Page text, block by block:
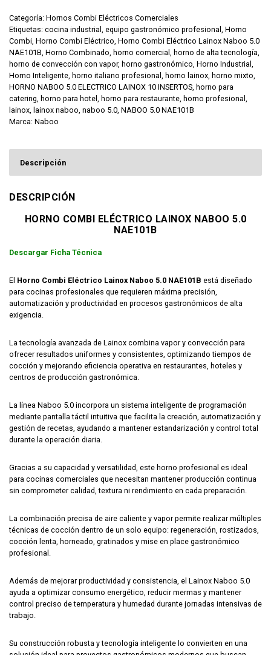
Categoría: Hornos Combi Eléctricos Comerciales
Etiquetas: cocina industrial , equipo gastronómico profesional , Horno
Combi, Horno Combi Eléctrico, Horno Combi Eléctrico Lainox Naboo 5.0
NAE101B, Horno Combinado, horno comercial , horno de alta tecnología,
horno de convección con vapor, horno gastronómico, Horno Industrial ,
Horno Inteligente, horno italiano profesional , horno lainox, horno mixto,
HORNO NABOO 5.0 ELECTRICO LAINOX 10 INSERTOS, horno para
catering, horno para hotel , horno para restaurante, horno profesional ,
lainox, lainox naboo, naboo 5.0, NABOO 5.0 NAE101B
Marca: Naboo
Descripción
DESCRIPCIÓN
HORNO COMBI ELÉCTRICO LAINOX NABOO 5.0
NAE101B
Descargar Ficha Técnica
El Horno Combi Eléctrico Lainox Naboo 5.0 NAE101B está diseñado
para cocinas profesionales que requieren máxima precisión,
automatización y productividad en procesos gastronómicos de alta
exigencia.
La tecnología avanzada de Lainox combina vapor y convección para
ofrecer resultados uniformes y consistentes, optimizando tiempos de
cocción y mejorando eficiencia operativa en restaurantes, hoteles y
centros de producción gastronómica.
La línea Naboo 5.0 incorpora un sistema inteligente de programación
mediante pantalla táctil intuitiva que facilita la creación, automatización y
gestión de recetas, ayudando a mantener estandarización y control total
durante la operación diaria.
Gracias a su capacidad y versatilidad, este horno profesional es ideal
para cocinas comerciales que necesitan mantener producción continua
sin comprometer calidad, textura ni rendimiento en cada preparación.
La combinación precisa de aire caliente y vapor permite realizar múltiples
técnicas de cocción dentro de un solo equipo: regeneración, rostizados,
cocción lenta, horneado, gratinados y mise en place gastronómico
profesional.
Además de mejorar productividad y consistencia, el Lainox Naboo 5.0
ayuda a optimizar consumo energético, reducir mermas y mantener
control preciso de temperatura y humedad durante jornadas intensivas de
trabajo.
Su construcción robusta y tecnología inteligente lo convierten en una